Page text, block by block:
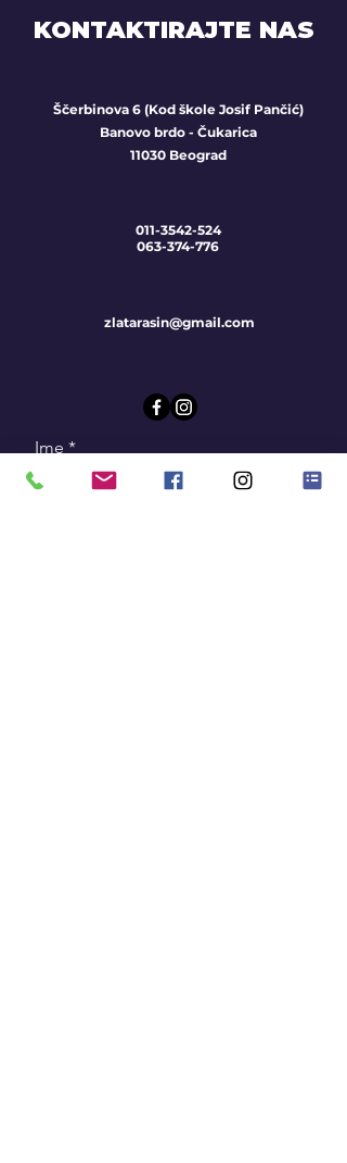
KONTAKTIRAJTE NAS
Ščerbinova 6 (Kod škole Josif Pančić)
Banovo brdo - Čukarica
11030 Beograd
011-3542-524
063-374-776
zlatarasin@gmail.com
Ime